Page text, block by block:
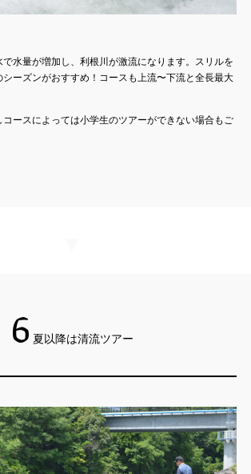
水量が増加し、利根川が激流になります。スリルを
ーズンがおすすめ！コースも上流〜下流と全長最大
ースによっては小学生のツアーができない場合もご
6 夏以降は清流ツアー